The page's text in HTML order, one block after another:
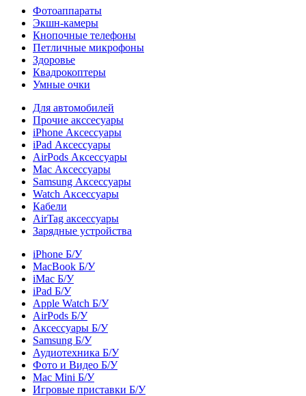
Фотоаппараты
Экшн-камеры
Кнопочные телефоны
Петличные микрофоны
Здоровье
Квадрокоптеры
Умные очки
Для автомобилей
Прочие акссесуары
iPhone Аксессуары
iPad Аксессуары
AirPods Аксессуары
Mac Аксессуары
Samsung Аксессуары
Watch Аксессуары
Кабели
AirTag аксессуары
Зарядные устройства
iPhone Б/У
MacBook Б/У
iMac Б/У
iPad Б/У
Apple Watch Б/У
AirPods Б/У
Аксессуары Б/У
Samsung Б/У
Аудиотехника Б/У
Фото и Видео Б/У
Mac Mini Б/У
Игровые приставки Б/У